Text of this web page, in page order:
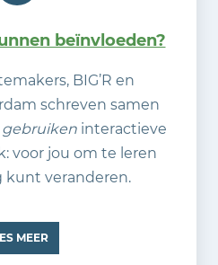
beïnvloeden?
BIG’R en
schreven samen
gebruiken interactieve
voor jou om te leren
kunt veranderen.
MEER